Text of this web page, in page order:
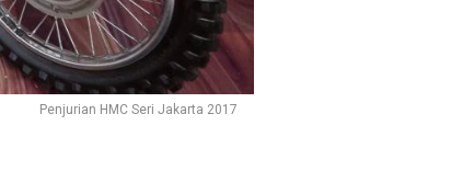
Penjurian HMC Seri Jakarta 2017